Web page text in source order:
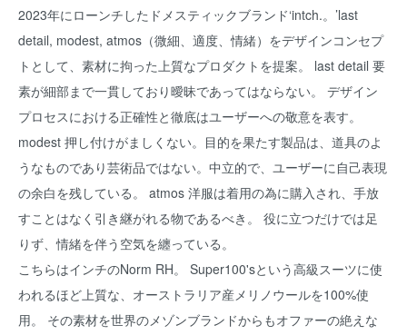
2023年にローンチしたドメスティックブランド‘intch.。’last
detail, modest, atmos（微細、適度、情緒）をデザインコンセプ
トとして、素材に拘った上質なプロダクトを提案。 last detail 要
素が細部まで一貫しており曖昧であってはならない。 デザイン
プロセスにおける正確性と徹底はユーザーへの敬意を表す。
modest 押し付けがましくない。目的を果たす製品は、道具のよ
うなものであり芸術品ではない。中立的で、ユーザーに自己表現
の余白を残している。 atmos 洋服は着用の為に購入され、手放
すことはなく引き継がれる物であるべき。 役に立つだけでは足
りず、情緒を伴う空気を纏っている。
こちらはインチのNorm RH。 Super100'sという高級スーツに使
われるほど上質な、オーストラリア産メリノウールを100%使
用。 その素材を世界のメゾンブランドからもオファーの絶えな